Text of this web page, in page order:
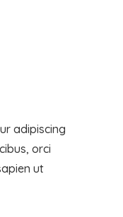
adipiscing
orci
ut